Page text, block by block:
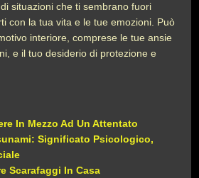
situazioni che ti sembrano fuori
con la tua vita e le tue emozioni. Può
interiore, comprese le tue ansie
e il tuo desiderio di protezione e
In Mezzo Ad Un Attentato
Significato Psicologico,
Scarafaggi In Casa